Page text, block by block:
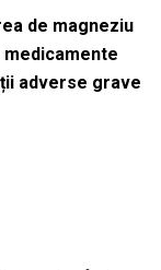
de magneziu
adverse grave